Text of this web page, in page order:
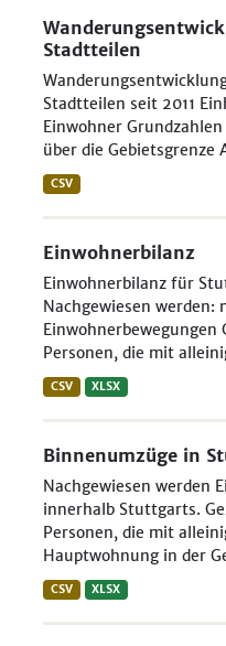
Stadtteilen
Stadtteilen seit 2011
Einwohner
über die Gebietsgrenze
CSV
Einwohnerbilanz
Einwohnerbilanz für
Nachgewiesen
Einwohnerbewegungen
Personen, die mit
CSV XLSX
Binnenumzüge in
Nachgewiesen werden
innerhalb Stuttgarts.
Personen, die mit
Hauptwohnung in der
CSV XLSX